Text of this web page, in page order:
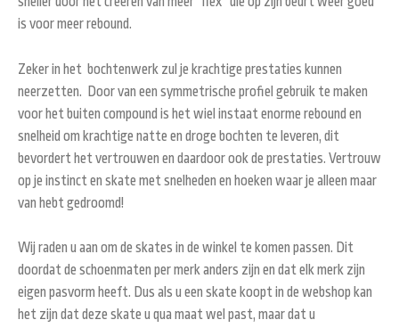
is voor meer rebound.
Zeker in het bochtenwerk zul je krachtige prestaties kunnen
neerzetten. Door van een symmetrische profiel gebruik te maken
voor het buiten compound is het wiel instaat enorme rebound en
snelheid om krachtige natte en droge bochten te leveren, dit
bevordert het vertrouwen en daardoor ook de prestaties. Vertrouw
op je instinct en skate met snelheden en hoeken waar je alleen maar
van hebt gedroomd!
Wij raden u aan om de skates in de winkel te komen passen. Dit
doordat de schoenmaten per merk anders zijn en dat elk merk zijn
eigen pasvorm heeft. Dus als u een skate koopt in de webshop kan
het zijn dat deze skate u qua maat wel past, maar dat u